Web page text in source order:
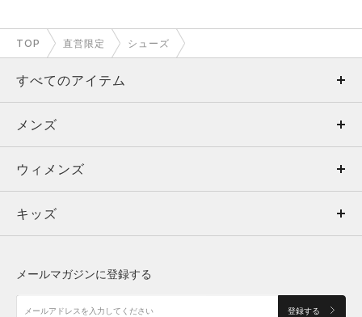
TOP 直営限定 シューズ
すべてのアイテム
メンズ
ウィメンズ
キッズ
アクセサリー
メンズ
トップス
ボトムス
アクセサリー
ウィメンズ
トップス
シューズ
キッズ
メールマガジンに登録する
登録する